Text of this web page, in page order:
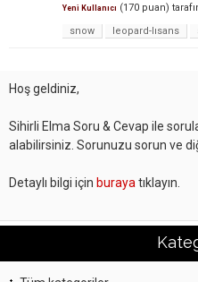
Yeni Kullanıcı (170 puan)
snow
leopard-lısans
Hoş geldiniz,
Sihirli Elma Soru & Cevap ile
alabilirsiniz. Sorunuzu sorun ve
Detaylı bilgi için buraya tıklayın.